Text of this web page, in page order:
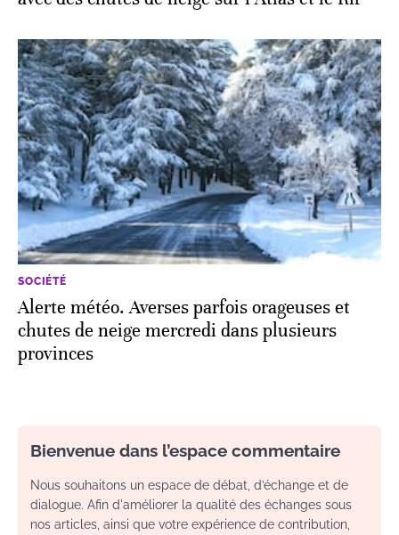
SOCIÉTÉ
Alerte météo. Averses parfois orageuses et
chutes de neige mercredi dans plusieurs
provinces
Bienvenue dans l’espace commentaire
Nous souhaitons un espace de débat, d’échange et de
dialogue. Afin d'améliorer la qualité des échanges sous
nos articles, ainsi que votre expérience de contribution,